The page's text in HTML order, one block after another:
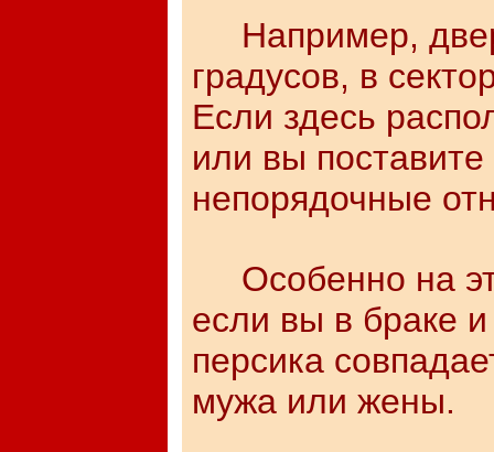
Например,
градусов, в
Если здесь
или вы
непорядочные
Особенно на
если вы в браке
персика
мужа или жены.